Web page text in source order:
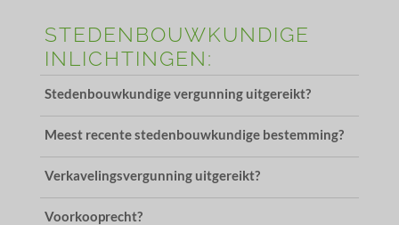
STEDENBOUWKUNDIGE
INLICHTINGEN:
Stedenbouwkundige vergunning uitgereikt?
Meest recente stedenbouwkundige bestemming?
Verkavelingsvergunning uitgereikt?
Voorkooprecht?